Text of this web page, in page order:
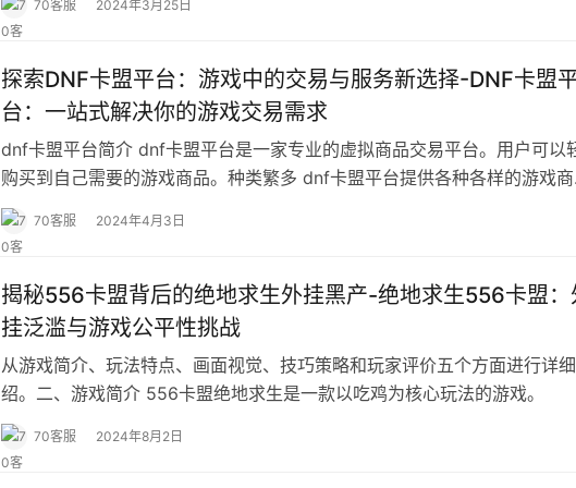
70客服 2024年3月25日
探索DNF卡盟平台：游戏中的交易与服务新选择-DNF卡盟
台：一站式解决你的游戏交易需求
dnf卡盟平台简介 dnf卡盟平台是一家专业的虚拟商品交易平台。用户可以
购买到自己需要的游戏商品。种类繁多 dnf卡盟平台提供各种各样的游戏商
品。
70客服 2024年4月3日
揭秘556卡盟背后的绝地求生外挂黑产-绝地求生556卡盟：
挂泛滥与游戏公平性挑战
从游戏简介、玩法特点、画面视觉、技巧策略和玩家评价五个方面进行详
绍。二、游戏简介 556卡盟绝地求生是一款以吃鸡为核心玩法的游戏。
70客服 2024年8月2日